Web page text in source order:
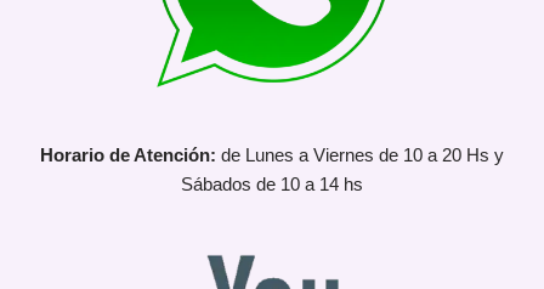
Horario de Atención: de Lunes a Viernes de 10 a 20 Hs y
Sábados de 10 a 14 hs